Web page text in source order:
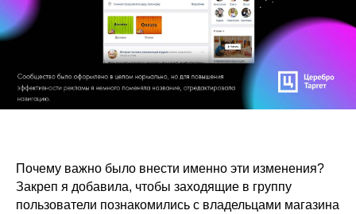
Почему важно было внести именно эти изменения?
Закреп я добавила, чтобы заходящие в группу
пользователи познакомились с владельцами магазина